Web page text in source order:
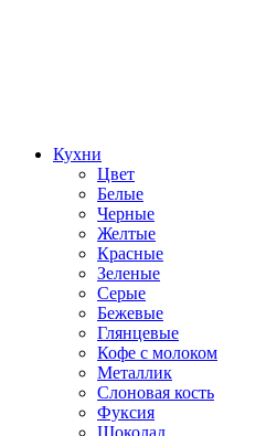
Кухни
Цвет
Белые
Черные
Желтые
Красные
Зеленые
Серые
Бежевые
Глянцевые
Кофе с молоком
Металлик
Слоновая кость
Фуксия
Шоколад